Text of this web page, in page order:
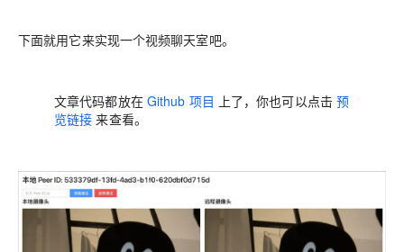
下面就用它来实现一个视频聊天室吧。
文章代码都放在 Github 项目 上了，你也可以点击 预
览链接 来查看。